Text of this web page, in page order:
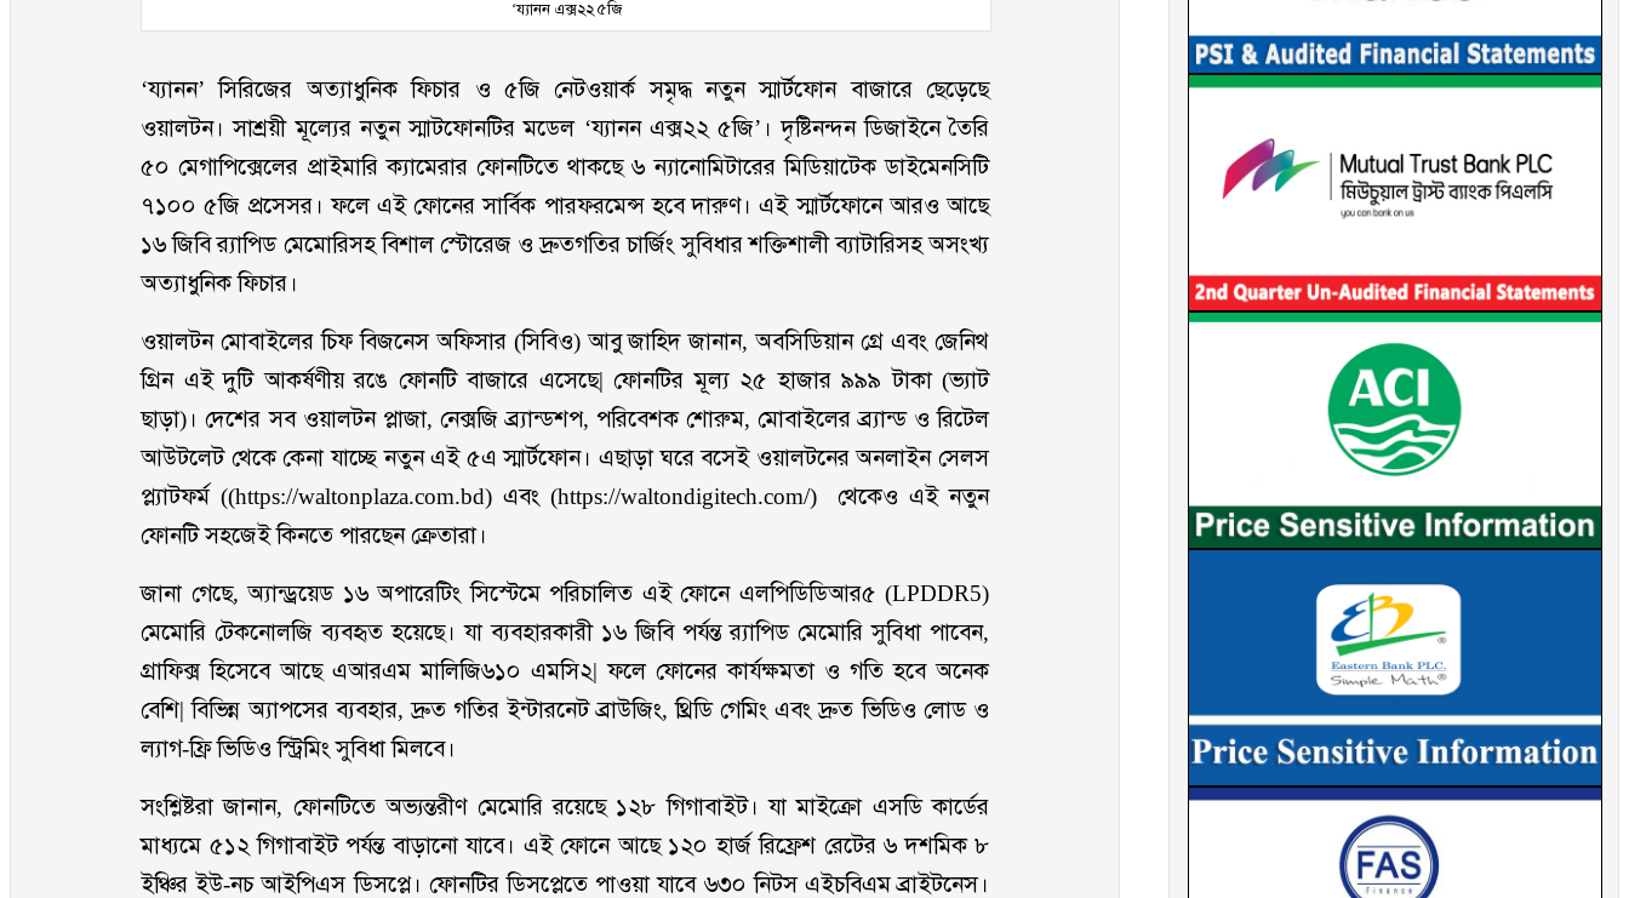
‘য্যানন এক্স২২ ৫জি
‘য্যানন’ সিরিজের অত্যাধুনিক ফিচার ও ৫জি নেটওয়ার্ক সমৃদ্ধ নতুন স্মার্টফোন বাজারে ছেড়েছে
ওয়ালটন। সাশ্রয়ী মূল্যের নতুন স্মাটফোনটির মডেল ‘য্যানন এক্স২২ ৫জি’। দৃষ্টিনন্দন ডিজাইনে তৈরি
৫০ মেগাপিক্সেলের প্রাইমারি ক্যামেরার ফোনটিতে থাকছে ৬ ন্যানোমিটারের মিডিয়াটেক ডাইমেনসিটি
৭১০০ ৫জি প্রসেসর। ফলে এই ফোনের সার্বিক পারফরমেন্স হবে দারুণ। এই স্মার্টফোনে আরও আছে
১৬ জিবি র‌্যাপিড মেমোরিসহ বিশাল স্টোরেজ ও দ্রুতগতির চার্জিং সুবিধার শক্তিশালী ব্যাটারিসহ অসংখ্য
অত্যাধুনিক ফিচার।
ওয়ালটন মোবাইলের চিফ বিজনেস অফিসার (সিবিও) আবু জাহিদ জানান, অবসিডিয়ান গ্রে এবং জেনিথ
গ্রিন এই দুটি আকর্ষণীয় রঙে ফোনটি বাজারে এসেছে| ফোনটির মূল্য ২৫ হাজার ৯৯৯ টাকা (ভ্যাট
ছাড়া)। দেশের সব ওয়ালটন প্লাজা, নেক্সজি ব্র্যান্ডশপ, পরিবেশক শোরুম, মোবাইলের ব্র্যান্ড ও রিটেল
আউটলেট থেকে কেনা যাচ্ছে নতুন এই ৫এ স্মার্টফোন। এছাড়া ঘরে বসেই ওয়ালটনের অনলাইন সেলস
প্ল্যাটফর্ম ((https://waltonplaza.com.bd)এবং (https://waltondigitech.com/)
থেকেও এই নতুন
ফোনটি সহজেই কিনতে পারছেন ক্রেতারা।
জানা গেছে, অ্যান্ড্রয়েড ১৬ অপারেটিং সিস্টেমে পরিচালিত এই ফোনে এলপিডিডিআর৫(LPDDR5)
মেমোরি টেকনোলজি ব্যবহৃত হয়েছে। যা ব্যবহারকারী ১৬ জিবি পর্যন্ত র‌্যাপিড মেমোরি সুবিধা পাবেন,
গ্রাফিক্স হিসেবে আছে এআরএম মালিজি৬১০ এমসি২| ফলে ফোনের কার্যক্ষমতা ও গতি হবে অনেক
বেশি| বিভিন্ন অ্যাপসের ব্যবহার, দ্রুত গতির ইন্টারনেট ব্রাউজিং, থ্রিডি গেমিং এবং দ্রুত ভিডিও লোড ও
ল্যাগ-ফ্রি ভিডিও স্ট্রিমিং সুবিধা মিলবে।
সংশ্লিষ্টরা জানান, ফোনটিতে অভ্যন্তরীণ মেমোরি রয়েছে ১২৮ গিগাবাইট। যা মাইক্রো এসডি কার্ডের
মাধ্যমে ৫১২ গিগাবাইট পর্যন্ত বাড়ানো যাবে। এই ফোনে আছে ১২০ হার্জ রিফ্রেশ রেটের ৬ দশমিক ৮
ইঞ্চির ইউ-নচ আইপিএস ডিসপ্লে। ফোনটির ডিসপ্লেতে পাওয়া যাবে ৬৩০ নিটস এইচবিএম ব্রাইটনেস।